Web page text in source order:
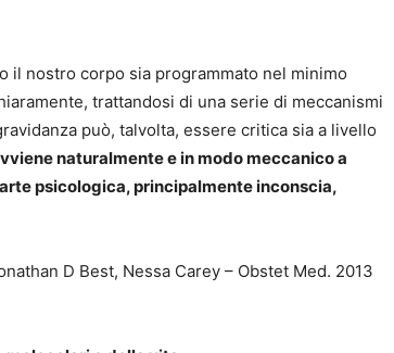
il nostro corpo sia programmato nel minimo
trattandosi di una serie di meccanismi
può, talvolta, essere critica sia a livello
naturalmente e in modo meccanico a
psicologica, principalmente inconscia,
D Best, Nessa Carey – Obstet Med. 2013